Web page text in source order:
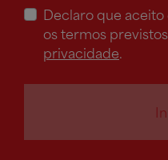
Declaro que
os termos
privacidade.